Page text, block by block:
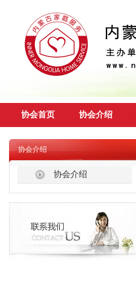
协会首页 协会介绍
协会介绍
协会介绍